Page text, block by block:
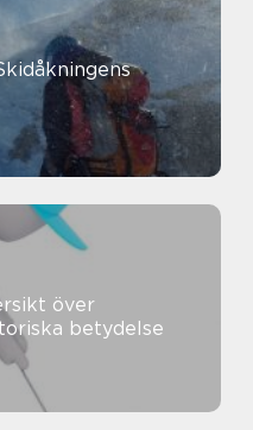
över
betydelse